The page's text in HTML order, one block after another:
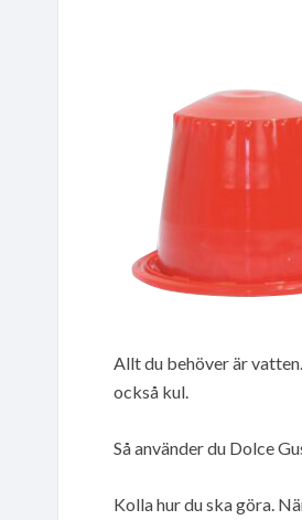
Allt du behöver är
också kul.
Så använder du Dolce
Kolla hur du ska göra.